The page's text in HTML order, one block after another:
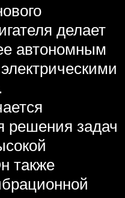
делает
автономным
решения задач
также